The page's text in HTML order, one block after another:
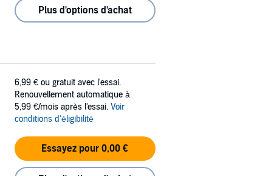
Plus d'options d'achat
6,99 € ou gratuit avec l'essai.
Renouvellement automatique à
5,99 €/mois après l'essai. Voir
conditions d'éligibilité
Essayez pour 0,00 €